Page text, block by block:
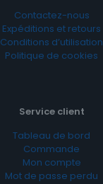
Contactez-nous
Expéditions et retours
Conditions d’utilisation
Politique de cookies
Service client
Tableau de bord
Commande
Mon compte
Mot de passe perdu